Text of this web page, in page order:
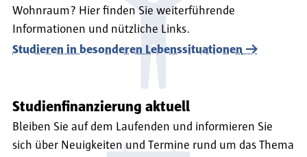
Wohnraum? Hier finden Sie weiterführende
Informationen und nützliche Links.
Studieren in besonderen Lebenssituationen
Studienfinanzierung aktuell
Bleiben Sie auf dem Laufenden und informieren Sie
sich über Neuigkeiten und Termine rund um das Thema